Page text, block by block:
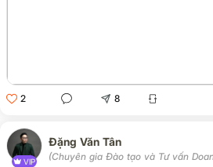
2 8
VIP
Đặng Văn Tân
(Chuyên gia Đào tạo và Tư vấn